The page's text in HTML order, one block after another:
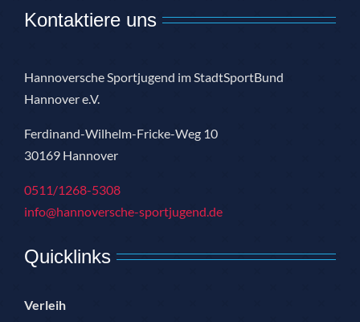
Kontaktiere uns
Hannoversche Sportjugend im StadtSportBund
Hannover e.V.
Ferdinand-Wilhelm-Fricke-Weg 10
30169 Hannover
0511/1268-5308
info@hannoversche-sportjugend.de
Quicklinks
Verleih